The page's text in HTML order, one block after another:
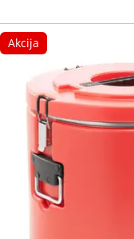
Akcija